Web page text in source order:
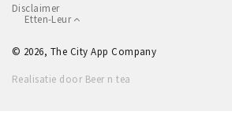
Disclaimer
Etten-Leur
© 2026, The City App Company
Realisatie door Beer n tea